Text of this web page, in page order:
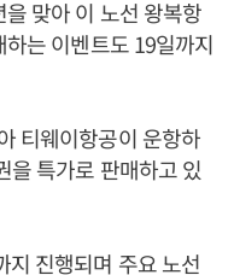
맞아 이 노선 왕복항
는 이벤트도 19일까지
티웨이항공이 운항하
을 특가로 판매하고 있
지 진행되며 주요 노선